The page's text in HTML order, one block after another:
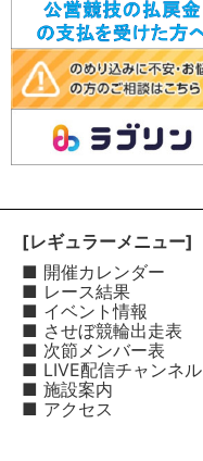
[レギュラーメニュー]
■ 開催カレンダー
■ レース結果
■ イベント情報
■ させぼ競輪出走表
■ 次節メンバー表
■ LIVE配信チャンネル
■ 施設案内
■ アクセス